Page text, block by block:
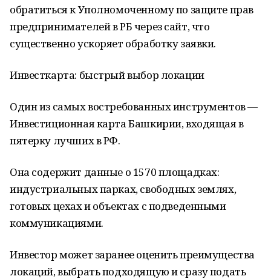
обратиться к Уполномоченному по защите прав
предпринимателей в РБ через сайт, что
существенно ускоряет обработку заявки.
Инвесткарта: быстрый выбор локации
Один из самых востребованных инструментов —
Инвестиционная карта Башкирии, входящая в
пятерку лучших в РФ.
Она содержит данные о 1570 площадках:
индустриальных парках, свободных землях,
готовых цехах и объектах с подведенными
коммуникациями.
Инвестор может заранее оценить преимущества
локаций, выбрать подходящую и сразу подать